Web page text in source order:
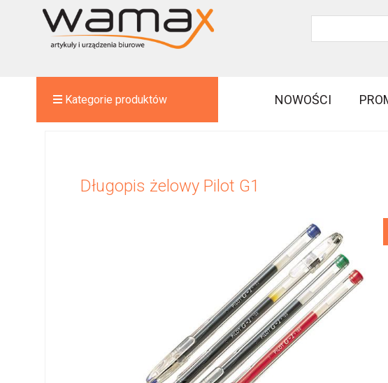
Kategorie produktów NOWOŚCI
Długopis żelowy Pilot G1